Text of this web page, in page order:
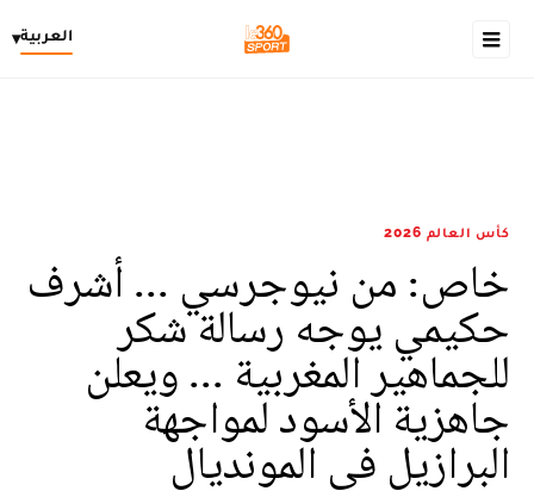
العربية▾
كأس العالم 2026
خاص: من نيوجرسي ... أشرف
حكيمي يوجه رسالة شكر
للجماهير المغربية ... ويعلن
جاهزية الأسود لمواجهة
البرازيل في المونديال